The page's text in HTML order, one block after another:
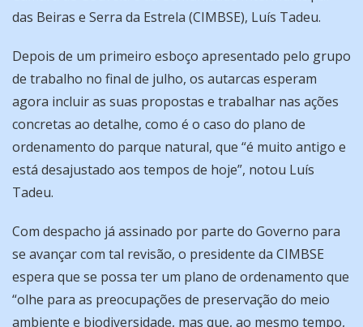
das Beiras e Serra da Estrela (CIMBSE), Luís Tadeu.
Depois de um primeiro esboço apresentado pelo grupo
de trabalho no final de julho, os autarcas esperam
agora incluir as suas propostas e trabalhar nas ações
concretas ao detalhe, como é o caso do plano de
ordenamento do parque natural, que “é muito antigo e
está desajustado aos tempos de hoje”, notou Luís
Tadeu.
Com despacho já assinado por parte do Governo para
se avançar com tal revisão, o presidente da CIMBSE
espera que se possa ter um plano de ordenamento que
“olhe para as preocupações de preservação do meio
ambiente e biodiversidade, mas que, ao mesmo tempo,